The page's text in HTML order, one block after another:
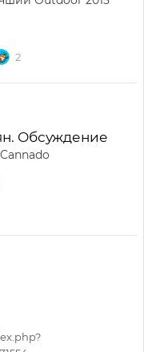
2
Обсуждение
Cannado